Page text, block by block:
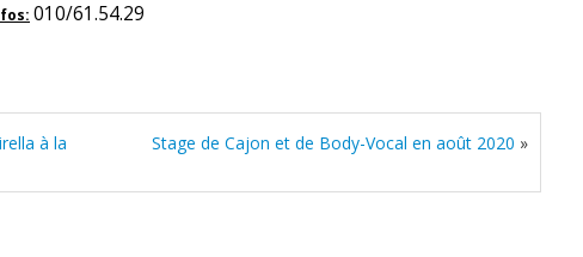
010/61.54.29
à la
Stage de Cajon et de Body-Vocal en août 2020 »